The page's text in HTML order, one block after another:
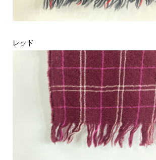
レッド